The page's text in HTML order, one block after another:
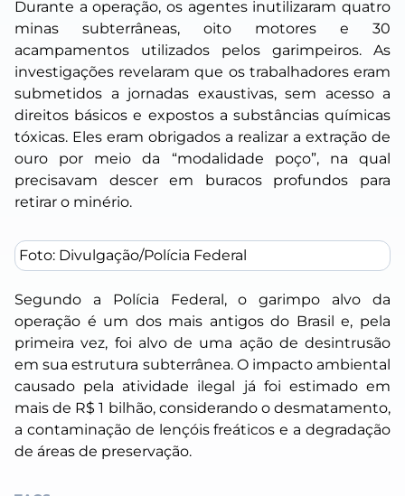
Durante a operação, os agentes inutilizaram quatro
minas subterrâneas, oito motores e 30
acampamentos utilizados pelos garimpeiros. As
investigações revelaram que os trabalhadores eram
submetidos a jornadas exaustivas, sem acesso a
direitos básicos e expostos a substâncias químicas
tóxicas. Eles eram obrigados a realizar a extração de
ouro por meio da “modalidade poço”, na qual
precisavam descer em buracos profundos para
retirar o minério.
Foto: Divulgação/Polícia Federal
Segundo a Polícia Federal, o garimpo alvo da
operação é um dos mais antigos do Brasil e, pela
primeira vez, foi alvo de uma ação de desintrusão
em sua estrutura subterrânea. O impacto ambiental
causado pela atividade ilegal já foi estimado em
mais de R$ 1 bilhão, considerando o desmatamento,
a contaminação de lençóis freáticos e a degradação
de áreas de preservação.